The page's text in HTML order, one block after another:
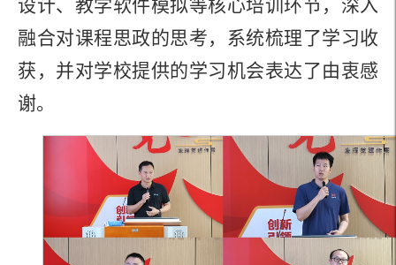
设计、教学软件模拟等核心培训环节，深入
融合对课程思政的思考，系统梳理了学习收
获，并对学校提供的学习机会表达了由衷感
谢。